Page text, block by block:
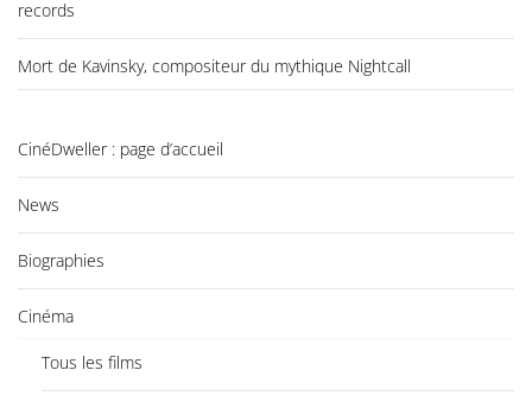
records
Mort de Kavinsky, compositeur du mythique Nightcall
CinéDweller : page d’accueil
News
Biographies
Cinéma
Tous les films